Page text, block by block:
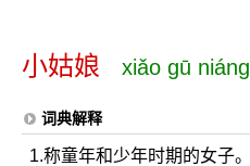
小姑娘 xiǎo gū niáng
词典解释
1.称童年和少年时期的女子。